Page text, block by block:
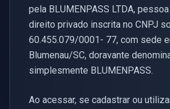
pela BLUMENPASS LTDA,
direito privado inscrita no CNPJ
60.455.079/0001- 77, com sede
Blumenau/SC, doravante
simplesmente BLUMENPASS.
Ao acessar, se cadastrar ou